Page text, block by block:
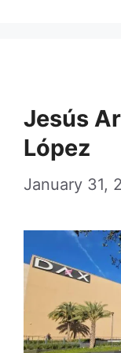
Jesús
López
January 31,